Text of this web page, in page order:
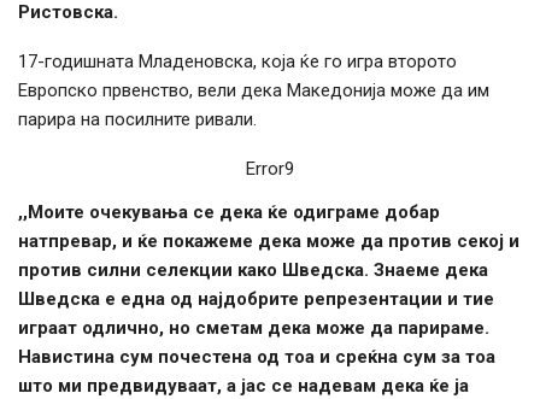
Ристовска.
17-годишната Младеновска, која ќе го игра второто
Европско првенство, вели дека Македонија може да им
парира на посилните ривали.
Error9
,,Моите очекувања се дека ќе одиграме добар
натпревар, и ќе покажеме дека може да против секој и
против силни селекции како Шведска. Знаеме дека
Шведска е една од најдобрите репрезентации и тие
играат одлично, но сметам дека може да парираме.
Навистина сум почестена од тоа и среќна сум за тоа
што ми предвидуваат, а јас се надевам дека ќе ја